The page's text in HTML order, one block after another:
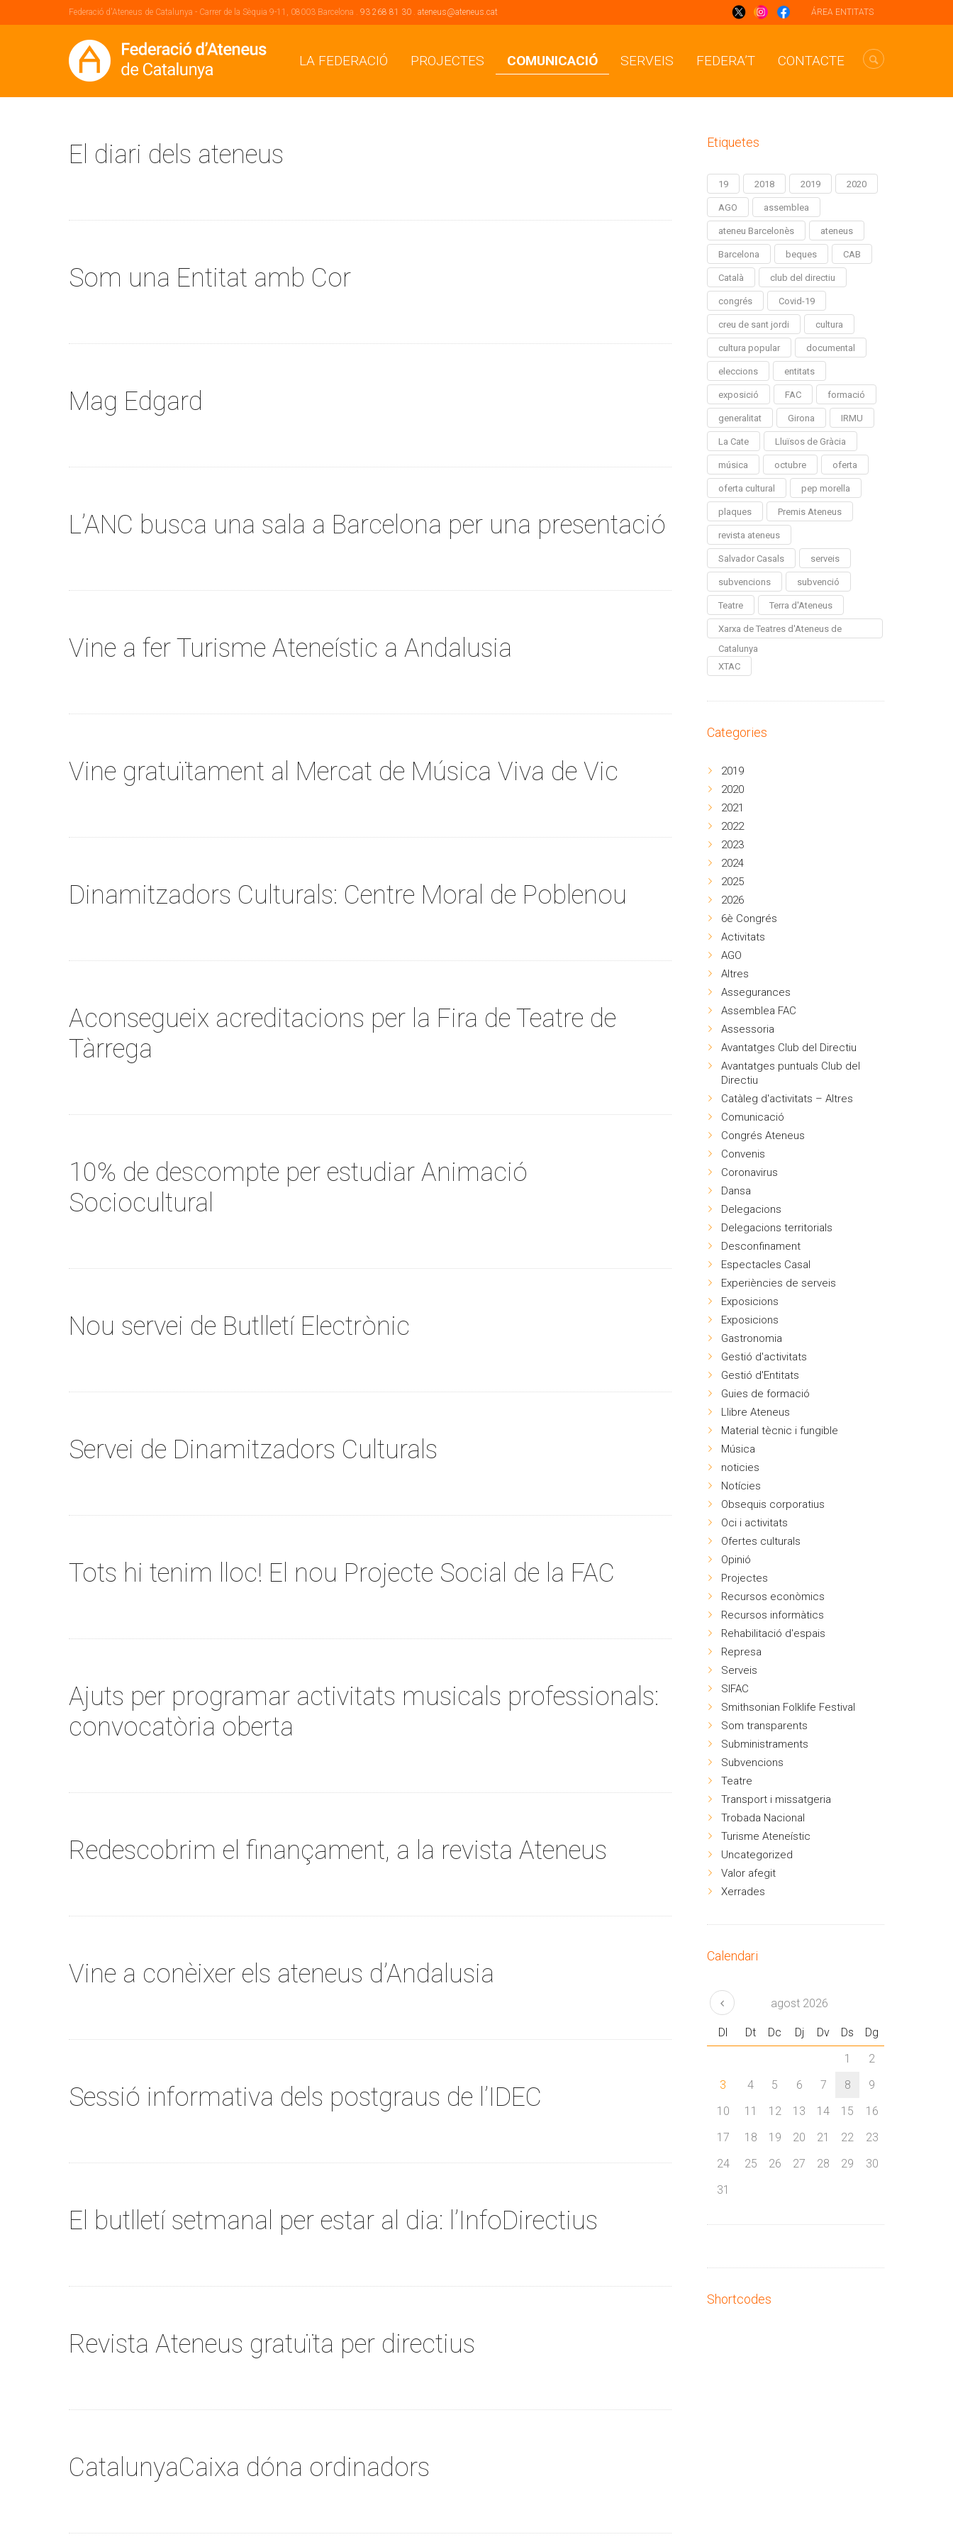
ÁREA ENTITATS
Federació d'Ateneus de Catalunya - Carrer de la Sèquia 9-11, 08003 Barcelona . 93 268 81 30 . ateneus@ateneus.cat
LA FEDERACIÓ PROJECTES COMUNICACIÓ SERVEIS FEDERA’T CONTACTE
El diari dels ateneus
Som una Entitat amb Cor
Mag Edgard
L’ANC busca una sala a Barcelona per una presentació
Vine a fer Turisme Ateneístic a Andalusia
Vine gratuïtament al Mercat de Música Viva de Vic
Dinamitzadors Culturals: Centre Moral de Poblenou
Aconsegueix acreditacions per la Fira de Teatre de
Tàrrega
10% de descompte per estudiar Animació
Sociocultural
Nou servei de Butlletí Electrònic
Servei de Dinamitzadors Culturals
Tots hi tenim lloc! El nou Projecte Social de la FAC
Ajuts per programar activitats musicals professionals:
convocatòria oberta
Redescobrim el finançament, a la revista Ateneus
Vine a conèixer els ateneus d’Andalusia
Sessió informativa dels postgraus de l’IDEC
El butlletí setmanal per estar al dia: l’InfoDirectius
Revista Ateneus gratuïta per directius
CatalunyaCaixa dóna ordinadors
Etiquetes
19 2018 2019 2020
AGO assemblea
ateneu Barcelonès ateneus
Barcelona beques CAB
Català club del directiu
congrés Covid-19
creu de sant jordi cultura
cultura popular documental
eleccions entitats
exposició FAC formació
generalitat Girona IRMU
La Cate Lluïsos de Gràcia
música octubre oferta
oferta cultural pep morella
plaques Premis Ateneus
revista ateneus
Salvador Casals serveis
subvencions subvenció
Teatre Terra d'Ateneus
Xarxa de Teatres d'Ateneus de
Catalunya
XTAC
Categories
2019
2020
2021
2022
2023
2024
2025
2026
6è Congrés
Activitats
AGO
Altres
Assegurances
Assemblea FAC
Assessoria
Avantatges Club del Directiu
Avantatges puntuals Club del
Directiu
Catàleg d'activitats – Altres
Comunicació
Congrés Ateneus
Convenis
Coronavirus
Dansa
Delegacions
Delegacions territorials
Desconfinament
Espectacles Casal
Experiències de serveis
Exposicions
Exposicions
Gastronomia
Gestió d'activitats
Gestió d'Entitats
Guies de formació
Llibre Ateneus
Material tècnic i fungible
Música
noticies
Notícies
Obsequis corporatius
Oci i activitats
Ofertes culturals
Opinió
Projectes
Recursos econòmics
Recursos informàtics
Rehabilitació d'espais
Represa
Serveis
SIFAC
Smithsonian Folklife Festival
Som transparents
Subministraments
Subvencions
Teatre
Transport i missatgeria
Trobada Nacional
Turisme Ateneístic
Uncategorized
Valor afegit
Xerrades
Calendari
agost 2026
Dl Dt Dc Dj Dv Ds
Dg
1
2
3
4 5 6 7 8
9
10
11 12 13 14 15
16
17
18 19 20 21 22
23
24
25 26 27 28 29
30
31
Shortcodes